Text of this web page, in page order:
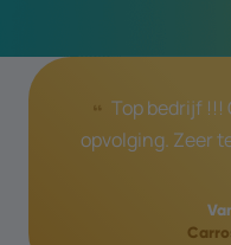
Top bedrijf !!!
opvolging. Zeer